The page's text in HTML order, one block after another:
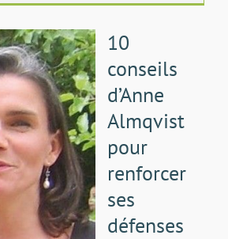
10
conseils
d’Anne
Almqvist
pour
renforcer
ses
défenses